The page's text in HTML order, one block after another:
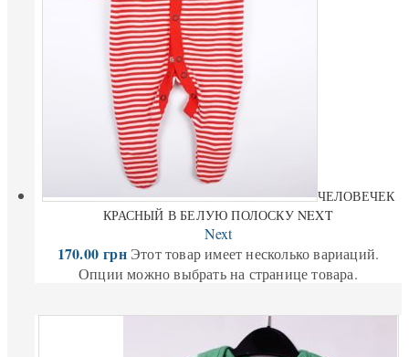
ЧЕЛОВЕЧЕК
КРАСНЫЙ В БЕЛУЮ ПОЛОСКУ NEXT
Next
170.00грн Этот товар имеет несколько вариаций.
Опции можно выбрать на странице товара.